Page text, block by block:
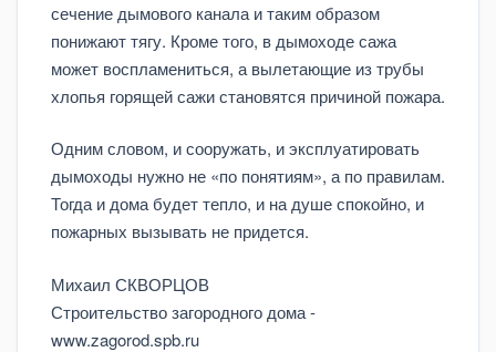
сечение дымового канала и таким образом
понижают тягу. Кроме того, в дымоходе сажа
может воспламениться, а вылетающие из трубы
хлопья горящей сажи становятся причиной пожара.
Одним словом, и сооружать, и эксплуатировать
дымоходы нужно не «по понятиям», а по правилам.
Тогда и дома будет тепло, и на душе спокойно, и
пожарных вызывать не придется.
Михаил СКВОРЦОВ
Строительство загородного дома -
www.zagorod.spb.ru